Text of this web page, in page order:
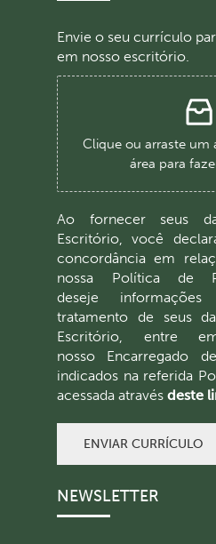
Envie o seu currículo
em nosso escritório.
Clique ou arraste um
área para
Ao fornecer seus
Escritório, você
concordância em
nossa Política de
deseje
tratamento de seus
Escritório, entre
nosso Encarregado
indicados na referida
acessada através deste
ENVIAR CURRÍCULO
NEWSLETTER